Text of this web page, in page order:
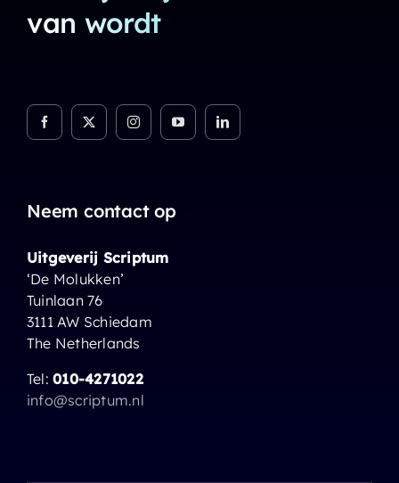
van wordt
Neem contact op
Uitgeverij Scriptum
‘De Molukken’
Tuinlaan 76
3111 AW Schiedam
The Netherlands
Tel:010-4271022
info@scriptum.nl